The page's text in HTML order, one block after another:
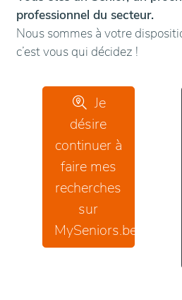
professionnel du secteur.
Nous sommes à votre
c’est vous qui décidez !
Je
désire
continuer à
faire mes
recherches
sur
MySeniors.be